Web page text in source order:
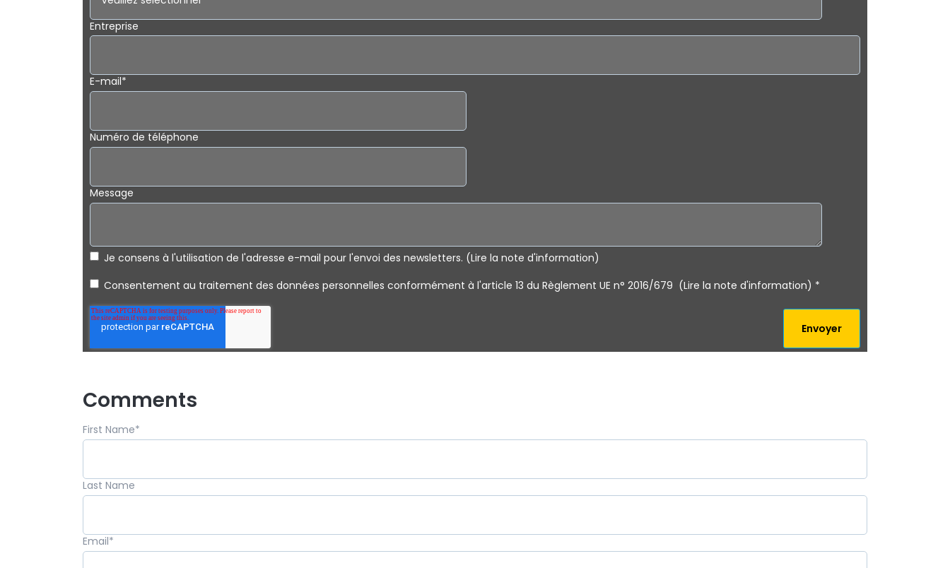
Entreprise
E-mail*
Numéro de téléphone
Message
Je consens à l'utilisation de l'adresse e-mail pour l'envoi des newsletters. (Lire la note d'information)
Consentement au traitement des données personnelles conformément à l'article 13 du Règlement UE n° 2016/679 (Lire la note d'information) *
Comments
First Name*
Last Name
Email*